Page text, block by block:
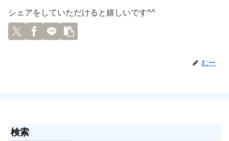
シェアをしていただけると嬉しいです^^
むー
検索